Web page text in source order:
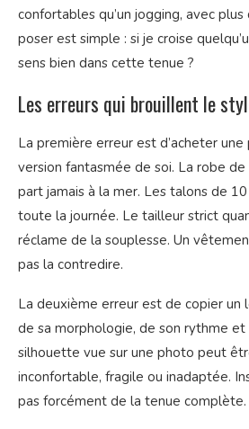
confortables qu’un jogging, avec plus
poser est simple : si je croise
sens bien dans cette tenue ?
Les erreurs qui brouillent le
La première erreur est d’acheter une
version fantasmée de soi. La robe
part jamais à la mer. Les talons de
toute la journée. Le tailleur strict
réclame de la souplesse. Un
pas la contredire.
La deuxième erreur est de copier un
de sa morphologie, de son rythme et
silhouette vue sur une photo peut
inconfortable, fragile ou inadaptée.
pas forcément de la tenue complète.